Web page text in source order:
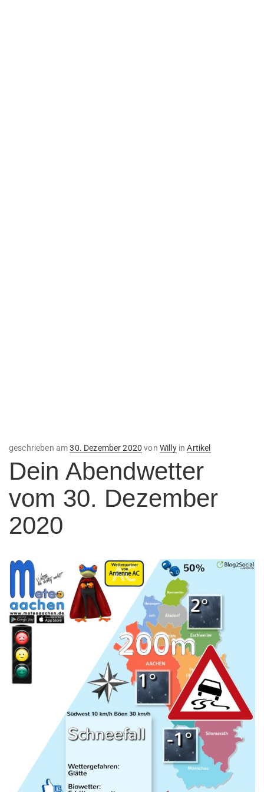
geschrieben amVeröffentlicht
am
30. Dezember 2020 von WillyinArtikel
Dein Abendwetter
vom 30. Dezember
2020